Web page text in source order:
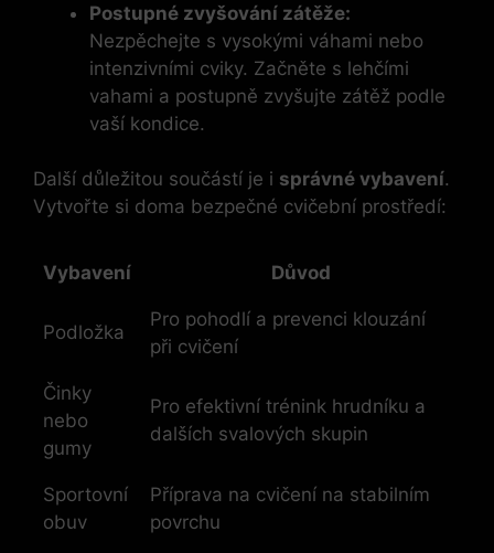
Postupné zvyšování zátěže:
Nezpěchejte s vysokými váhami nebo
intenzivními cviky. Začněte s lehčími
vahami a postupně zvyšujte zátěž podle
vaší kondice.
Další důležitou součástí je i správné vybavení.
Vytvořte si doma bezpečné cvičební prostředí:
Vybavení Důvod
Podložka
Pro pohodlí a prevenci klouzání
při cvičení
Činky
nebo
gumy
Pro efektivní trénink hrudníku a
dalších svalových skupin
Sportovní
obuv
Příprava na cvičení na stabilním
povrchu